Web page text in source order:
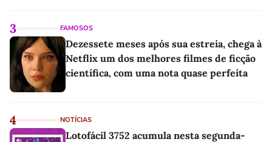
3 FAMOSOS
Dezessete meses após sua estreia, chega à
Netflix um dos melhores filmes de ficção
científica, com uma nota quase perfeita
4 NOTÍCIAS
Lotofácil 3752 acumula nesta segunda-